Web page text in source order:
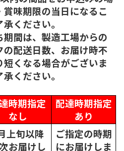
味期限の当日になるこ
ください。
間は、製造工場からの
配送日数、お届け時不
くなる場合がございま
ください。
時期指定
なし
配達時期指定
あり
上旬以降
お届けし
ご指定の時期
にお届けしま